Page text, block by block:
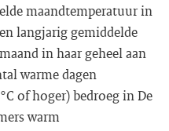
maandtemperatuur in
langjarig gemiddelde
in haar geheel aan
warme dagen
of hoger) bedroeg in De
warm